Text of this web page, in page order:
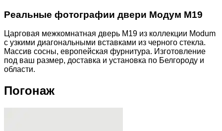
Реальные фотографии двери Модум M19
Царговая межкомнатная дверь M19 из коллекции Modum
с узкими диагональными вставками из черного стекла.
Массив сосны, европейская фурнитура. Изготовление
под ваш размер, доставка и установка по Белгороду и
области.
Погонаж